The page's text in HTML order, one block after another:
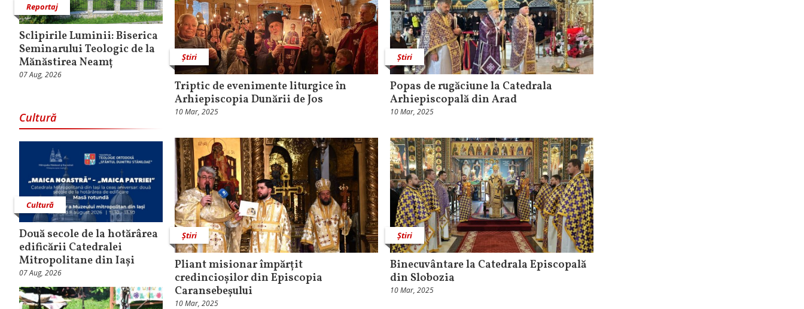
Reportaj
Sclipirile Luminii: Biserica
Seminarului Teologic de la
Mănăstirea Neamț
07 Aug, 2026
Cultură
Cultură
Două secole de la hotărârea
edificării Catedralei
Mitropolitane din Iași
07 Aug, 2026
Știri
Triptic de evenimente liturgice în
Arhiepiscopia Dunării de Jos
10 Mar, 2025
Știri
Popas de rugăciune la Catedrala
Arhiepiscopală din Arad
10 Mar, 2025
Știri
Pliant misionar împărțit
credincioșilor din Episcopia
Caransebeșului
10 Mar, 2025
Știri
Binecuvântare la Catedrala Episcopală
din Slobozia
10 Mar, 2025